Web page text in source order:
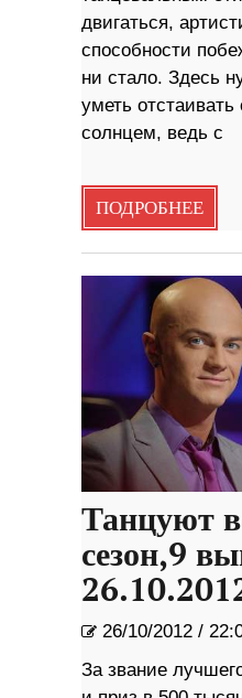
двигаться,
способности
ни стало. Здесь
уметь
солнцем, ведь с
ПОДРОБНЕЕ
Танцуют
сезон,9
26/10/2012 /
За звание